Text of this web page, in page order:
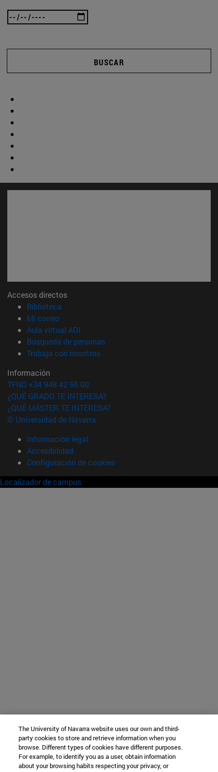
BUSCAR
Accesos directos
Biblioteca
Mi correo(abre en nueva ventana)
Aula virtual ADI
Búsqueda de personas(abre en nueva ventana)
Trabaja con nosotros(abre en nueva ventana)
Información
TFNO +34 948 42 56 00
¿QUÉ GRADO TE INTERESA?
¿QUÉ MÁSTER TE INTERESA?
© Universidad de Navarra
Información legal
Accesibilidad
Configuración de cookies
Localizador de campus
The University of Navarra website uses our own and third-
party cookies to store and retrieve information when you
browse. Different types of cookies have different purposes.
For example, to identify you as a user, obtain information
about your browsing habits respecting your privacy, or